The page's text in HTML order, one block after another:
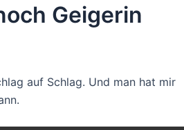
Geigerin
auf Schlag. Und man hat mir